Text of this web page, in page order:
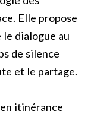
Elle propose
dialogue au
de silence
et le partage.
itinérance